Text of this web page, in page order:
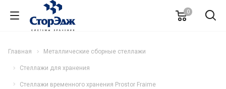
0
Главная Металлические сборные стеллажи
Стеллажи для хранения
Cтеллажи временного хранения Prostor Fraime